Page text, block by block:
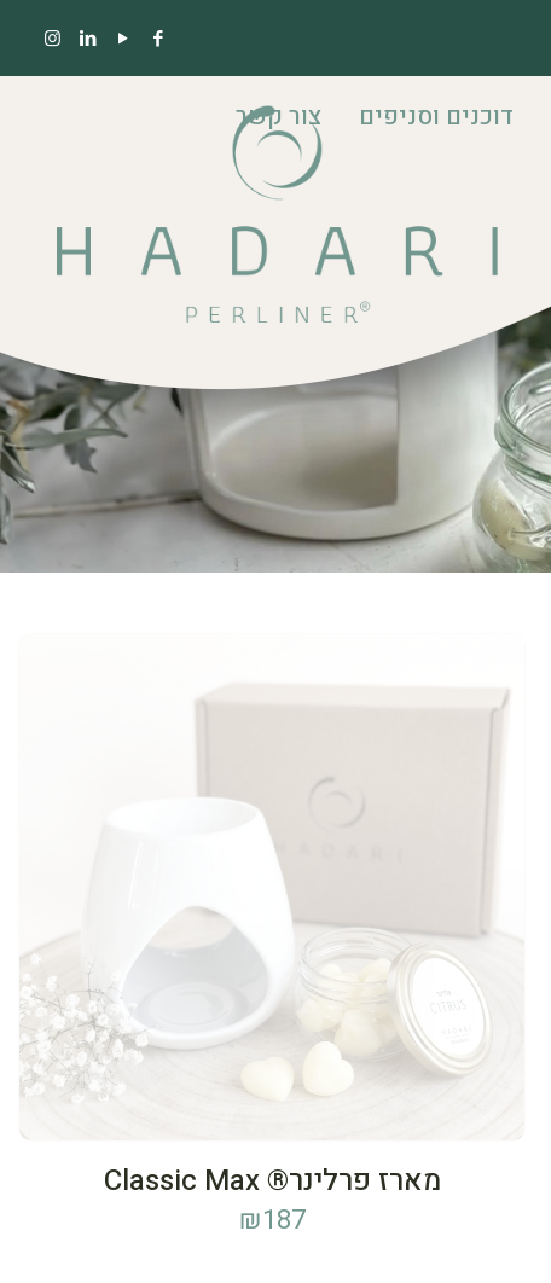
דוכנים וסניפים צור קשר
מארז פרלינר® Classic Max
₪187